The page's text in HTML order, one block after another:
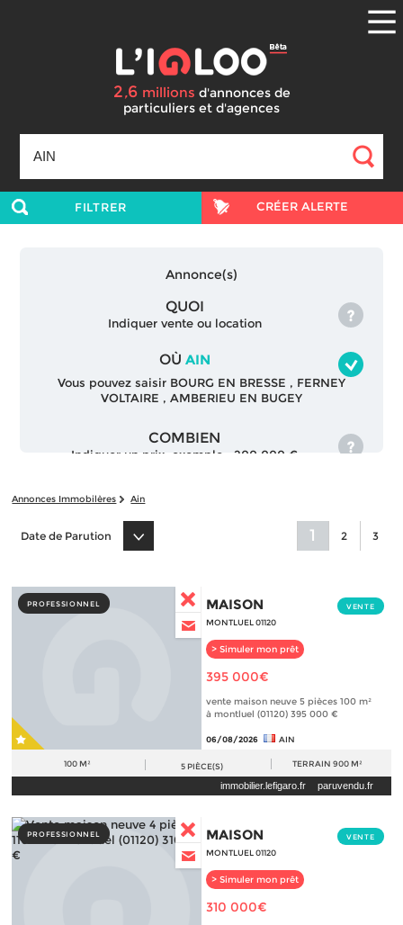
2,6 millions d'annonces de
particuliers et d'agences
FILTRER CRÉER ALERTE
Annonce(s)
QUOI
Indiquer vente ou location
OÙ AIN
Vous pouvez saisir BOURG EN BRESSE , FERNEY
VOLTAIRE , AMBERIEU EN BUGEY
COMBIEN
Indiquer un prix, exemple : 200 000 €
Annonces Immobilères Ain
1 2 3
Date de Parution
PROFESSIONNEL MAISON
MONTLUEL 01120
> Simuler mon prêt
VENTE
395 000€
vente maison neuve 5 pièces 100 m²
à montluel (01120) 395 000 €
06/08/2026 AIN
100 M² 5 PIÈCE(S) TERRAIN 900 M²
immobilier.lefigaro.fr paruvendu.fr
PROFESSIONNEL MAISON
MONTLUEL 01120
> Simuler mon prêt
VENTE
310 000€